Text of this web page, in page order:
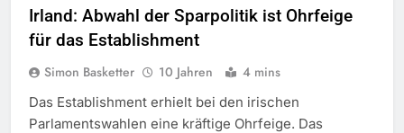
Irland: Abwahl der Sparpolitik ist Ohrfeige
für das Establishment
Simon Basketter 10 Jahren 4 mins
Das Establishment erhielt bei den irischen
Parlamentswahlen eine kräftige Ohrfeige. Das